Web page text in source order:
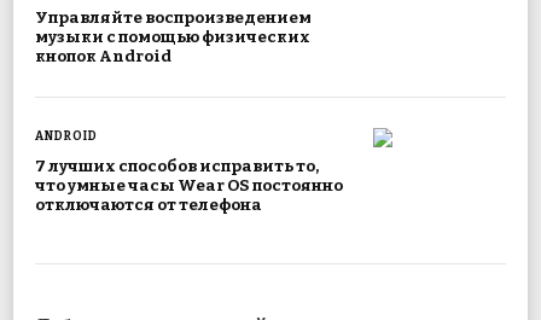
Управляйте воспроизведением
музыки с помощью физических
кнопок Android
ANDROID
7 лучших способов исправить то,
что умные часы Wear OS постоянно
отключаются от телефона